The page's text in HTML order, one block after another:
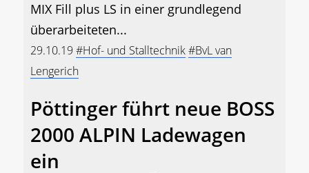
MIX Fill plus LS in einer grundlegend
überarbeiteten...
29.10.19 #Hof- und Stalltechnik#BvL van
Lengerich
Pöttinger führt neue BOSS
2000 ALPIN Ladewagen
ein